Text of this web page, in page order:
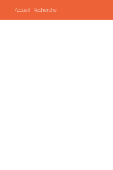
Accueil Recherche